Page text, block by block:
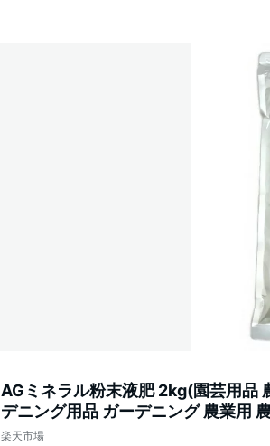
AGミネラル粉末液肥 2kg(園芸用品
デニング用品 ガーデニング 農業用
テム楽天市場店 園芸資材 農作業 農
楽天市場